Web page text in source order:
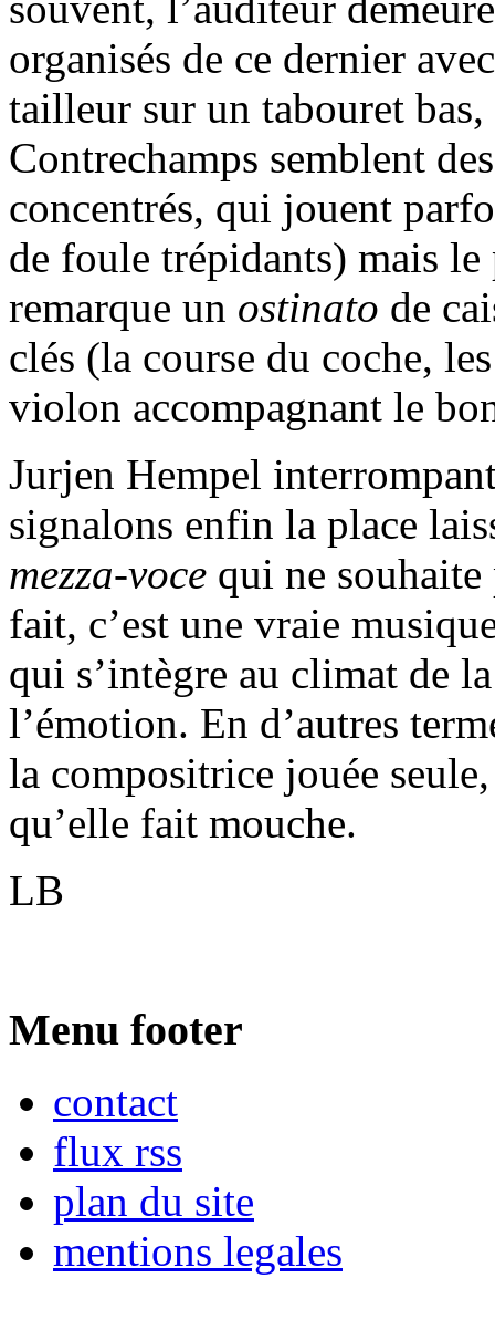
organisés de ce dernier
tailleur sur un tabouret
Contrechamps semblent
concentrés, qui jouent
de foule trépidants) mais
remarque un ostinato de
clés (la course du coche,
violon accompagnant le
Jurjen Hempel
signalons enfin la place
mezza-voce qui ne souhaite
fait, c’est une vraie
qui s’intègre au climat de
l’émotion. En d’autres
la compositrice jouée
qu’elle fait mouche.
LB
Menu footer
contact
flux rss
plan du site
mentions legales